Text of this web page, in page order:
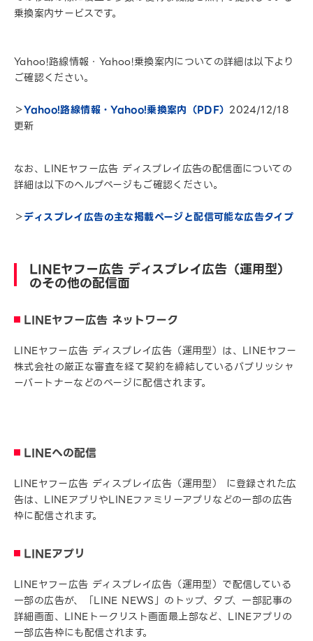
乗換案内サービスです。
Yahoo!路線情報・Yahoo!乗換案内についての詳細は以下より
ご確認ください。
＞Yahoo!路線情報・Yahoo!乗換案内（PDF） 2024/12/18
更新
なお、LINEヤフー広告 ディスプレイ広告の配信面についての
詳細は以下のヘルプページもご確認ください。
＞ディスプレイ広告の主な掲載ページと配信可能な広告タイプ
LINEヤフー広告 ディスプレイ広告（運用型）
のその他の配信面
LINEヤフー広告 ネットワーク
LINEヤフー広告 ディスプレイ広告（運用型）は、LINEヤフー
株式会社の厳正な審査を経て契約を締結しているパブリッシャ
ーパートナーなどのページに配信されます。
LINEへの配信
LINEヤフー広告 ディスプレイ広告（運用型） に登録された広
告は、LINEアプリやLINEファミリーアプリなどの一部の広告
枠に配信されます。
LINEアプリ
LINEヤフー広告 ディスプレイ広告（運用型）で配信している
一部の広告が、「LINE NEWS」のトップ、タブ、一部記事の
詳細画面、LINEトークリスト画面最上部など、LINEアプリの
一部広告枠にも配信されます。